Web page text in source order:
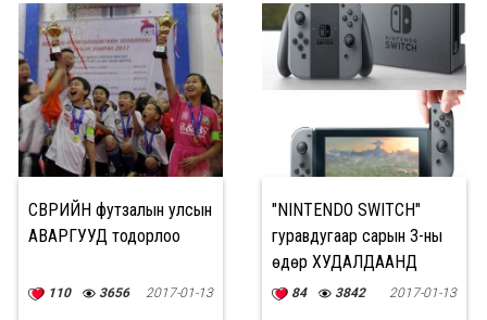
ӨСВӨРИЙН футзалын улсын
АВАРГУУД тодорлоо
110 3656 2017-01-13
"NINTENDO SWITCH"
гуравдугаар сарын 3-ны
өдөр ХУДАЛДААНД
ГАРНА
84 3842 2017-01-13